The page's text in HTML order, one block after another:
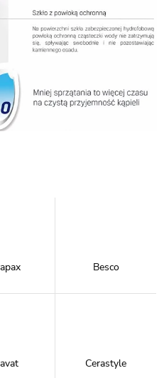
Besco
Cerastyle